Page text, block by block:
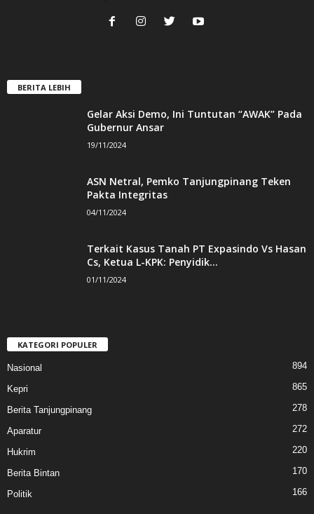
BERITA LEBIH
Gelar Aksi Demo, Ini Tuntutan “AWAK” Pada
Gubernur Ansar
19/11/2024
ASN Netral, Pemko Tanjungpinang Teken
Pakta Integritas
04/11/2024
Terkait Kasus Tanah PT Expasindo Vs Hasan
Cs, Ketua L-KPK: Penyidik...
01/11/2024
KATEGORI POPULER
Nasional 894
Kepri 865
Berita Tanjungpinang 278
Aparatur 272
Hukrim 220
Berita Bintan 170
Politik 166